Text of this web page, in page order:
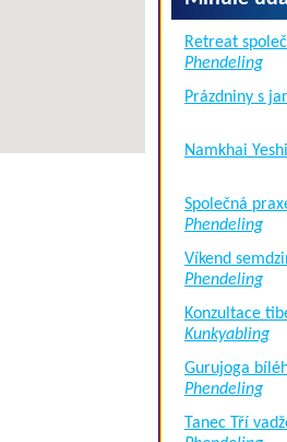
Retreat
Phendeling
Prázdniny s
Namkhai
Společná
Phendeling
Víkend
Phendeling
Konzultace
Kunkyabling
Gurujoga
Phendeling
Tanec Tří